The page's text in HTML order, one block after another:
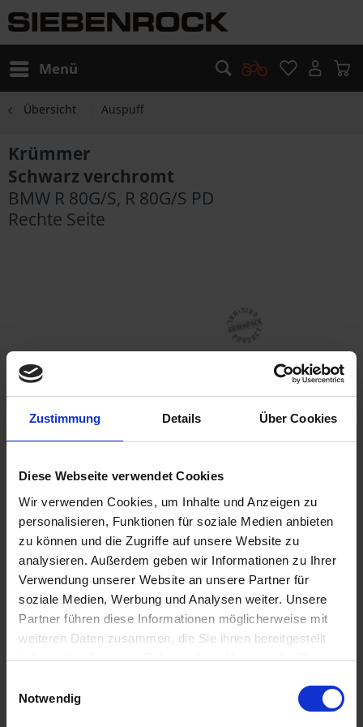
Zustimmung Details Über Cookies
Diese Webseite verwendet Cookies
Wir verwenden Cookies, um Inhalte und Anzeigen zu
personalisieren, Funktionen für soziale Medien anbieten
zu können und die Zugriffe auf unsere Website zu
analysieren. Außerdem geben wir Informationen zu Ihrer
Verwendung unserer Website an unsere Partner für
soziale Medien, Werbung und Analysen weiter. Unsere
Partner führen diese Informationen möglicherweise mit
weiteren Daten zusammen, die Sie ihnen bereitgestellt
haben oder die sie im Rahmen Ihrer Nutzung der Dienste
Cookies, wenn Sie unsere Webseite weiterhin nutzen.
Notwendig
Menü
Übersicht Auspuff
Krümmer
Schwarz verchromt
BMW R 80G/S, R 80G/S PD
Rechte Seite
259,00 €
inkl. ges. USt.,zzgl. Versandkosten
Sofort versandfertig, Lieferzeit ca. 2-4 Werktage innerhalb
Deutschlands
In denWarenkorb
Merken Bewerten
Artikel Nr.: 1811842
Beschreibung